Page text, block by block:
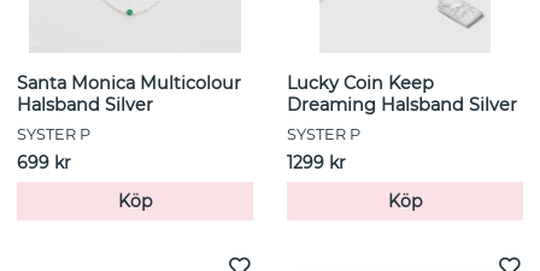
Santa Monica Multicolour
Halsband Silver
SYSTER P
699 kr
Köp
Lucky Coin Keep
Dreaming Halsband Silver
SYSTER P
1299 kr
Köp